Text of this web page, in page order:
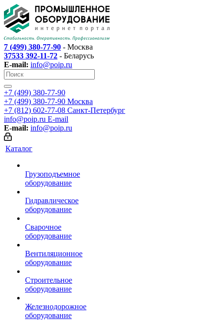
7 (499) 380-77-90 - Москва
37533 392-11-72 - Беларусь
E-mail: info@poip.ru
+7 (499) 380-77-90
+7 (499) 380-77-90 Москва
+7 (812) 602-77-08 Санкт-Петербург
info@poip.ru E-mail
E-mail: info@poip.ru
Каталог
Грузоподъемное
оборудование
Гидравлическое
оборудование
Сварочное
оборудование
Вентиляционное
оборудование
Строительное
оборудование
Железнодорожное
оборудование